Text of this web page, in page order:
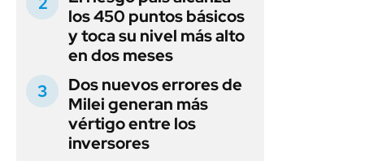
los 450 puntos básicos
y toca su nivel más alto
en dos meses
Dos nuevos errores de
Milei generan más
vértigo entre los
inversores